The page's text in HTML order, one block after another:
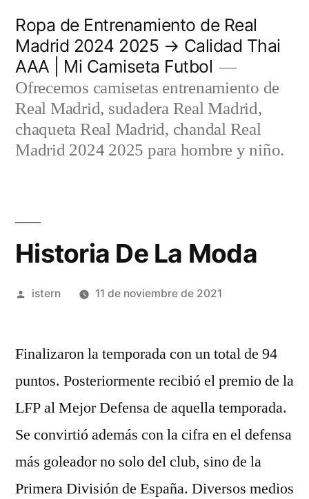
contenido
Ropa de Entrenamiento de Real
Madrid 2024 2025 → Calidad Thai
AAA | Mi Camiseta Futbol
Ofrecemos camisetas entrenamiento de
Real Madrid, sudadera Real Madrid,
chaqueta Real Madrid, chandal Real
Madrid 2024 2025 para hombre y niño.
Historia De La Moda
Publicado
istern 11 de noviembre de 2021
Finalizaron la temporada con un total de 94
puntos. Posteriormente recibió el premio de la
LFP al Mejor Defensa de aquella temporada.
Se convirtió además con la cifra en el defensa
más goleador no solo del club, sino de la
Primera División de España. Diversos medios